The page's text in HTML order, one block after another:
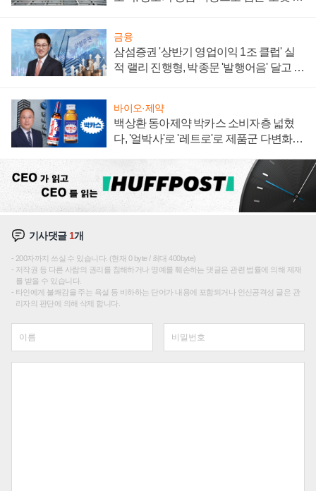
금융
삼섬증권 '상반기 영업이익 1조 클럽' 실
적 랠리 진행형, 박종문 '발행어음' 달고 연
바이오·제약
백상환 동아제약 박카스 소비자층 넓혔
다, '얼박사'로 '레트로'로 제품군 다변화
기사댓글 1개
200자까지 쓰실 수 있습니다. (현재 0 byte / 최대 400byte)
저작권 등 다른 사람의 권리를 침해하거나 명예를 훼손하는 댓글은 관련 법률에 의해 제재
를 받을 수 있습니다.
타인에게 불쾌감을 주는 욕설 등 비하하는 단어가 내용에 포함되거나 인신공격성 글은 관
리자의 판단에 의해 삭제 합니다.